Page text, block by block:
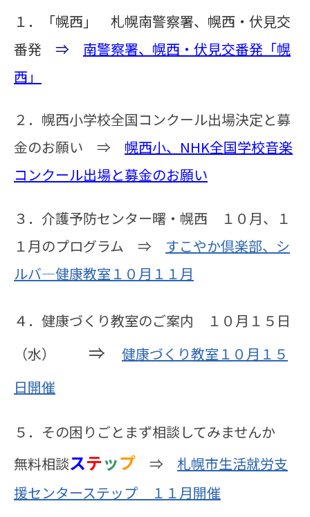
１．「幌西」 札幌南警察署、幌西・伏見交
番発 ⇒ 南警察署、幌西・伏見交番発「幌
西」
２．幌西小学校全国コンクール出場決定と募
金のお願い ⇒ 幌西小、NHK全国学校音楽
コンクール出場と募金のお願い
３．介護予防センター曙・幌西 １０月、１
１月のプログラム ⇒ すこやか倶楽部、シ
ルバ―健康教室１０月１１月
４．健康づくり教室のご案内 １０月１５日
（水）
⇒
健康づくり教室１０月１５
日開催
５．その困りごとまず相談してみませんか
無料相談ステップ ⇒ 札幌市生活就労支
援センターステップ １１月開催